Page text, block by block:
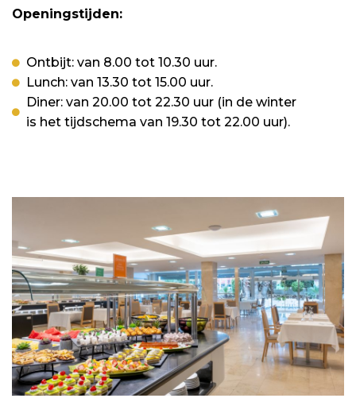
Openingstijden:
Ontbijt: van 8.00 tot 10.30 uur.
Lunch: van 13.30 tot 15.00 uur.
Diner: van 20.00 tot 22.30 uur (in de winter
is het tijdschema van 19.30 tot 22.00 uur).